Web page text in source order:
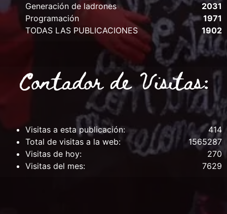
Generación de ladrones
2031
Programación
1971
TODAS LAS PUBLICACIONES
1902
Contador de Visitas:
414
Visitas a esta publicación:
1565287
Total de visitas a la web:
270
Visitas de hoy:
7629
Visitas del mes: